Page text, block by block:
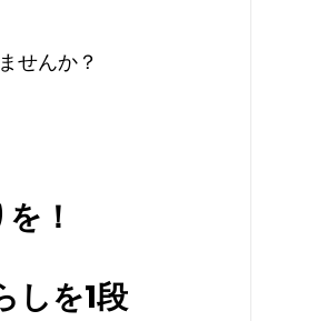
せんか？
！
しを1段